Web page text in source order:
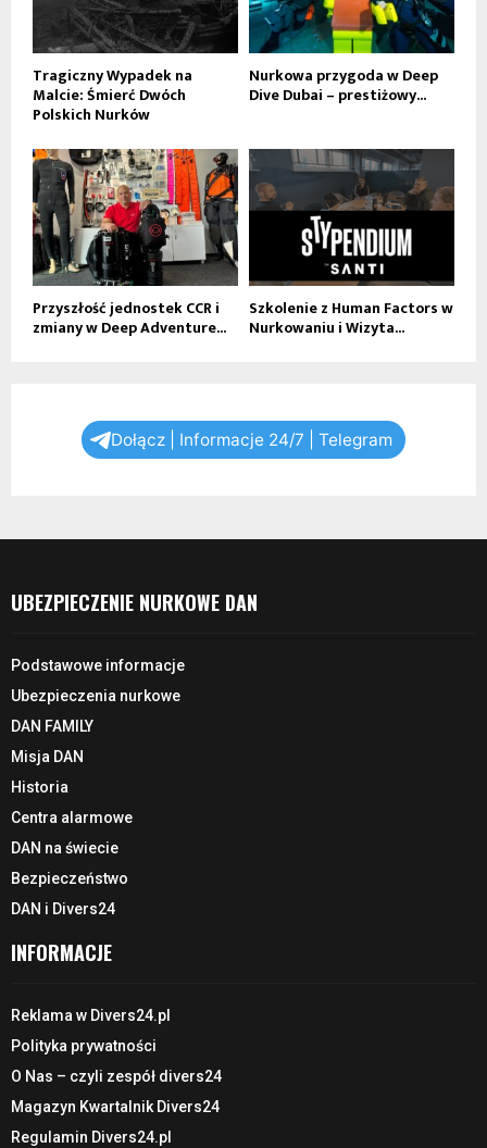
Tragiczny Wypadek na
Malcie: Śmierć Dwóch
Polskich Nurków
Nurkowa przygoda w Deep
Dive Dubai – prestiżowy...
Przyszłość jednostek CCR i
zmiany w Deep Adventure...
Szkolenie z Human Factors w
Nurkowaniu i Wizyta...
Dołącz | Informacje 24/7 | Telegram
UBEZPIECZENIE NURKOWE DAN
Podstawowe informacje
Ubezpieczenia nurkowe
DAN FAMILY
Misja DAN
Historia
Centra alarmowe
DAN na świecie
Bezpieczeństwo
DAN i Divers24
INFORMACJE
Reklama w Divers24.pl
Polityka prywatności
O Nas – czyli zespół divers24
Magazyn Kwartalnik Divers24
Regulamin Divers24.pl